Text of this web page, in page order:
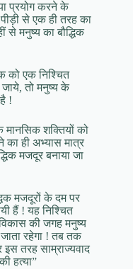
प्रयोग करने के
से एक ही तरह का
से मनुष्य का बौद्धिक
को एक निश्चित
तो मनुष्य के
!
शक्तियों को
का ही अभ्यास मात्र
मजदूर बनाया जा
मजदूरों के दम पर
हैं ! यह निश्चित
की जगह मनुष्य
रहेगा ! तब तक
तरह साम्राज्यवाद
हत्या”